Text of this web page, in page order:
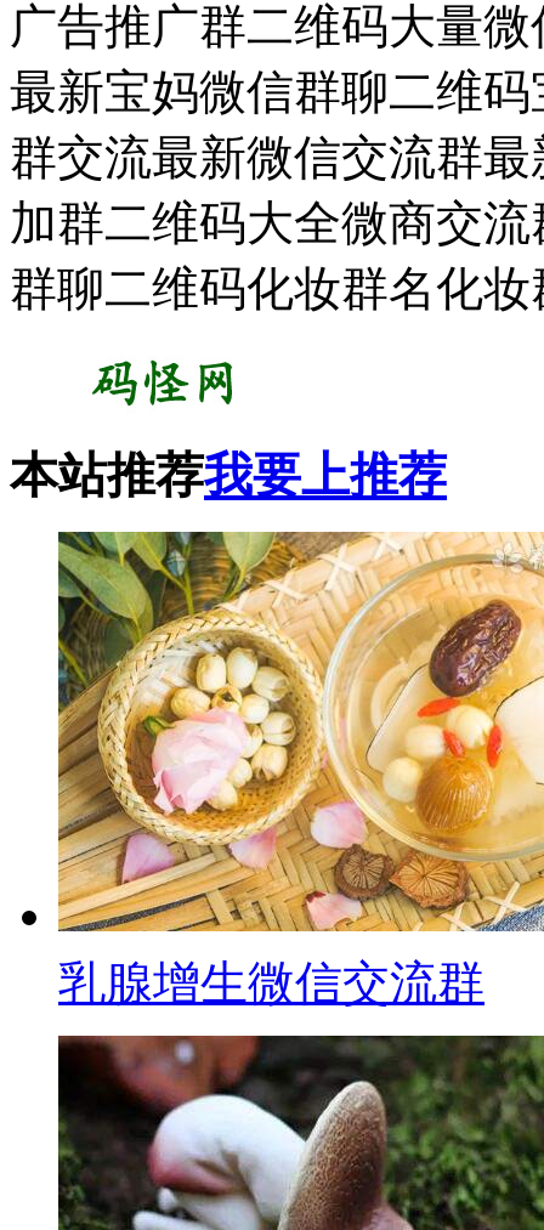
广告推广群二维码大量
最新宝妈微信群聊二维
群交流最新微信交流群
加群二维码大全微商交
群聊二维码化妆群名化
本站推荐我要上推荐
乳腺增生微信交流群